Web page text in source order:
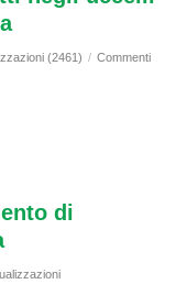
(2461) / Commenti
di